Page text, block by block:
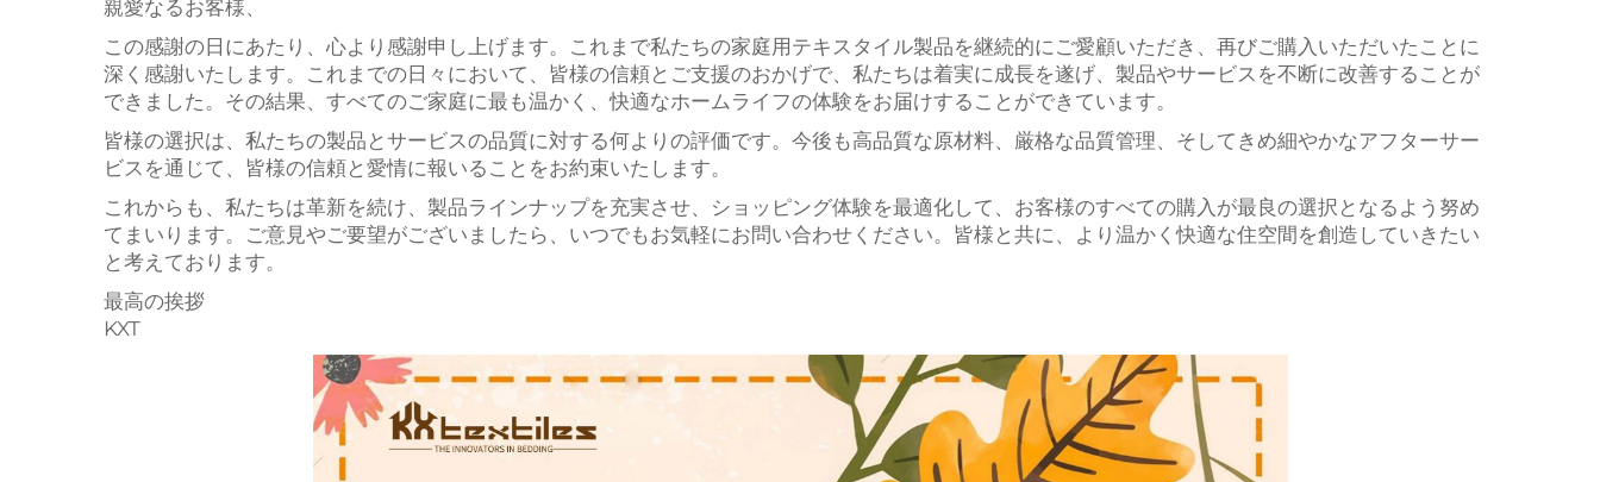
親愛なるお客様、
この感謝の日にあたり、心より感謝申し上げます。これまで私たちの家庭用テキスタイル製品を継続的にご愛顧いただき、再びご購入いただいたことに
深く感謝いたします。これまでの日々において、皆様の信頼とご支援のおかげで、私たちは着実に成長を遂げ、製品やサービスを不断に改善することが
できました。その結果、すべてのご家庭に最も温かく、快適なホームライフの体験をお届けすることができています。
皆様の選択は、私たちの製品とサービスの品質に対する何よりの評価です。今後も高品質な原材料、厳格な品質管理、そしてきめ細やかなアフターサー
ビスを通じて、皆様の信頼と愛情に報いることをお約束いたします。
これからも、私たちは革新を続け、製品ラインナップを充実させ、ショッピング体験を最適化して、お客様のすべての購入が最良の選択となるよう努め
てまいります。ご意見やご要望がございましたら、いつでもお気軽にお問い合わせください。皆様と共に、より温かく快適な住空間を創造していきたい
と考えております。
最高の挨拶
KXT